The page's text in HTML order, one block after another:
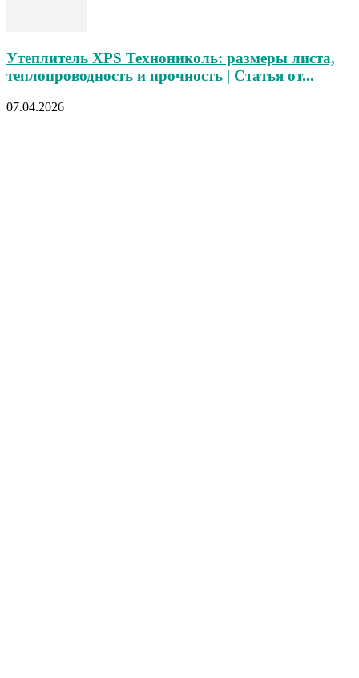
Утеплитель XPS Технониколь: размеры листа,
теплопроводность и прочность | Статья от...
07.04.2026